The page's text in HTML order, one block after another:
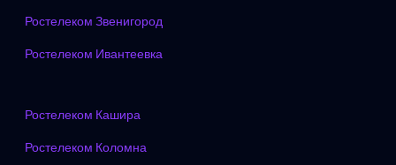
Ростелеком Звенигород
Ростелеком Ивантеевка
Ростелеком Кашира
Ростелеком Коломна